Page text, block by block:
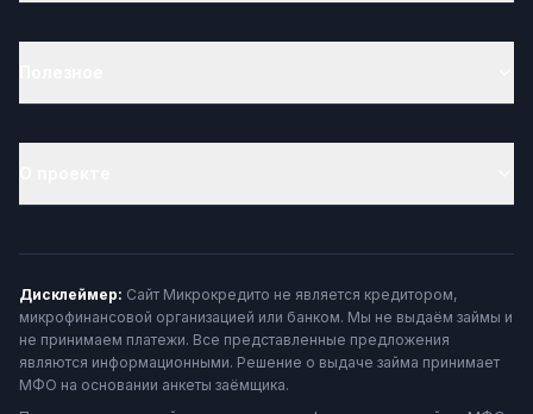
Дисклеймер: Сайт Микрокредито не является кредитором,
микрофинансовой организацией или банком. Мы не выдаём займы и
не принимаем платежи. Все представленные предложения
являются информационными. Решение о выдаче займа принимает
МФО на основании анкеты заёмщика.